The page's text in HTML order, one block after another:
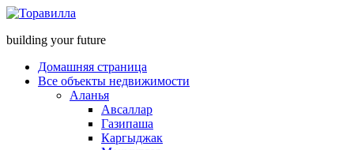
building your future
Домашняя страница
Все объекты недвижимости
Аланья
Авсаллар
Газипаша
Каргыджак